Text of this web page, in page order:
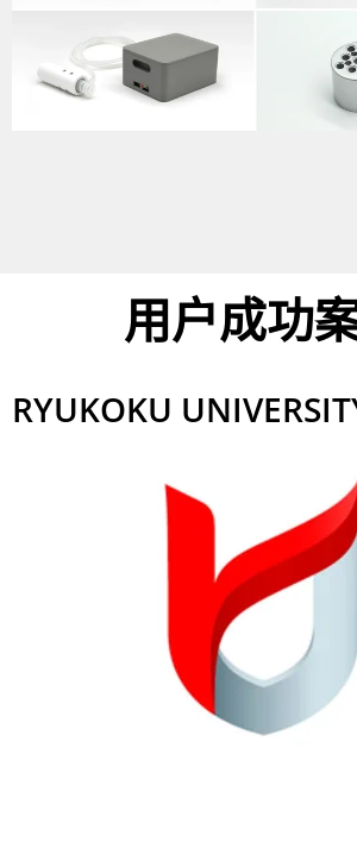
用户成功
RYUKOKU